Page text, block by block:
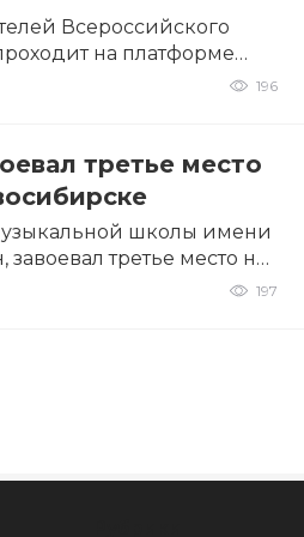
Всероссийского
на платформе
196
третье место
школы имени
третье место на
197